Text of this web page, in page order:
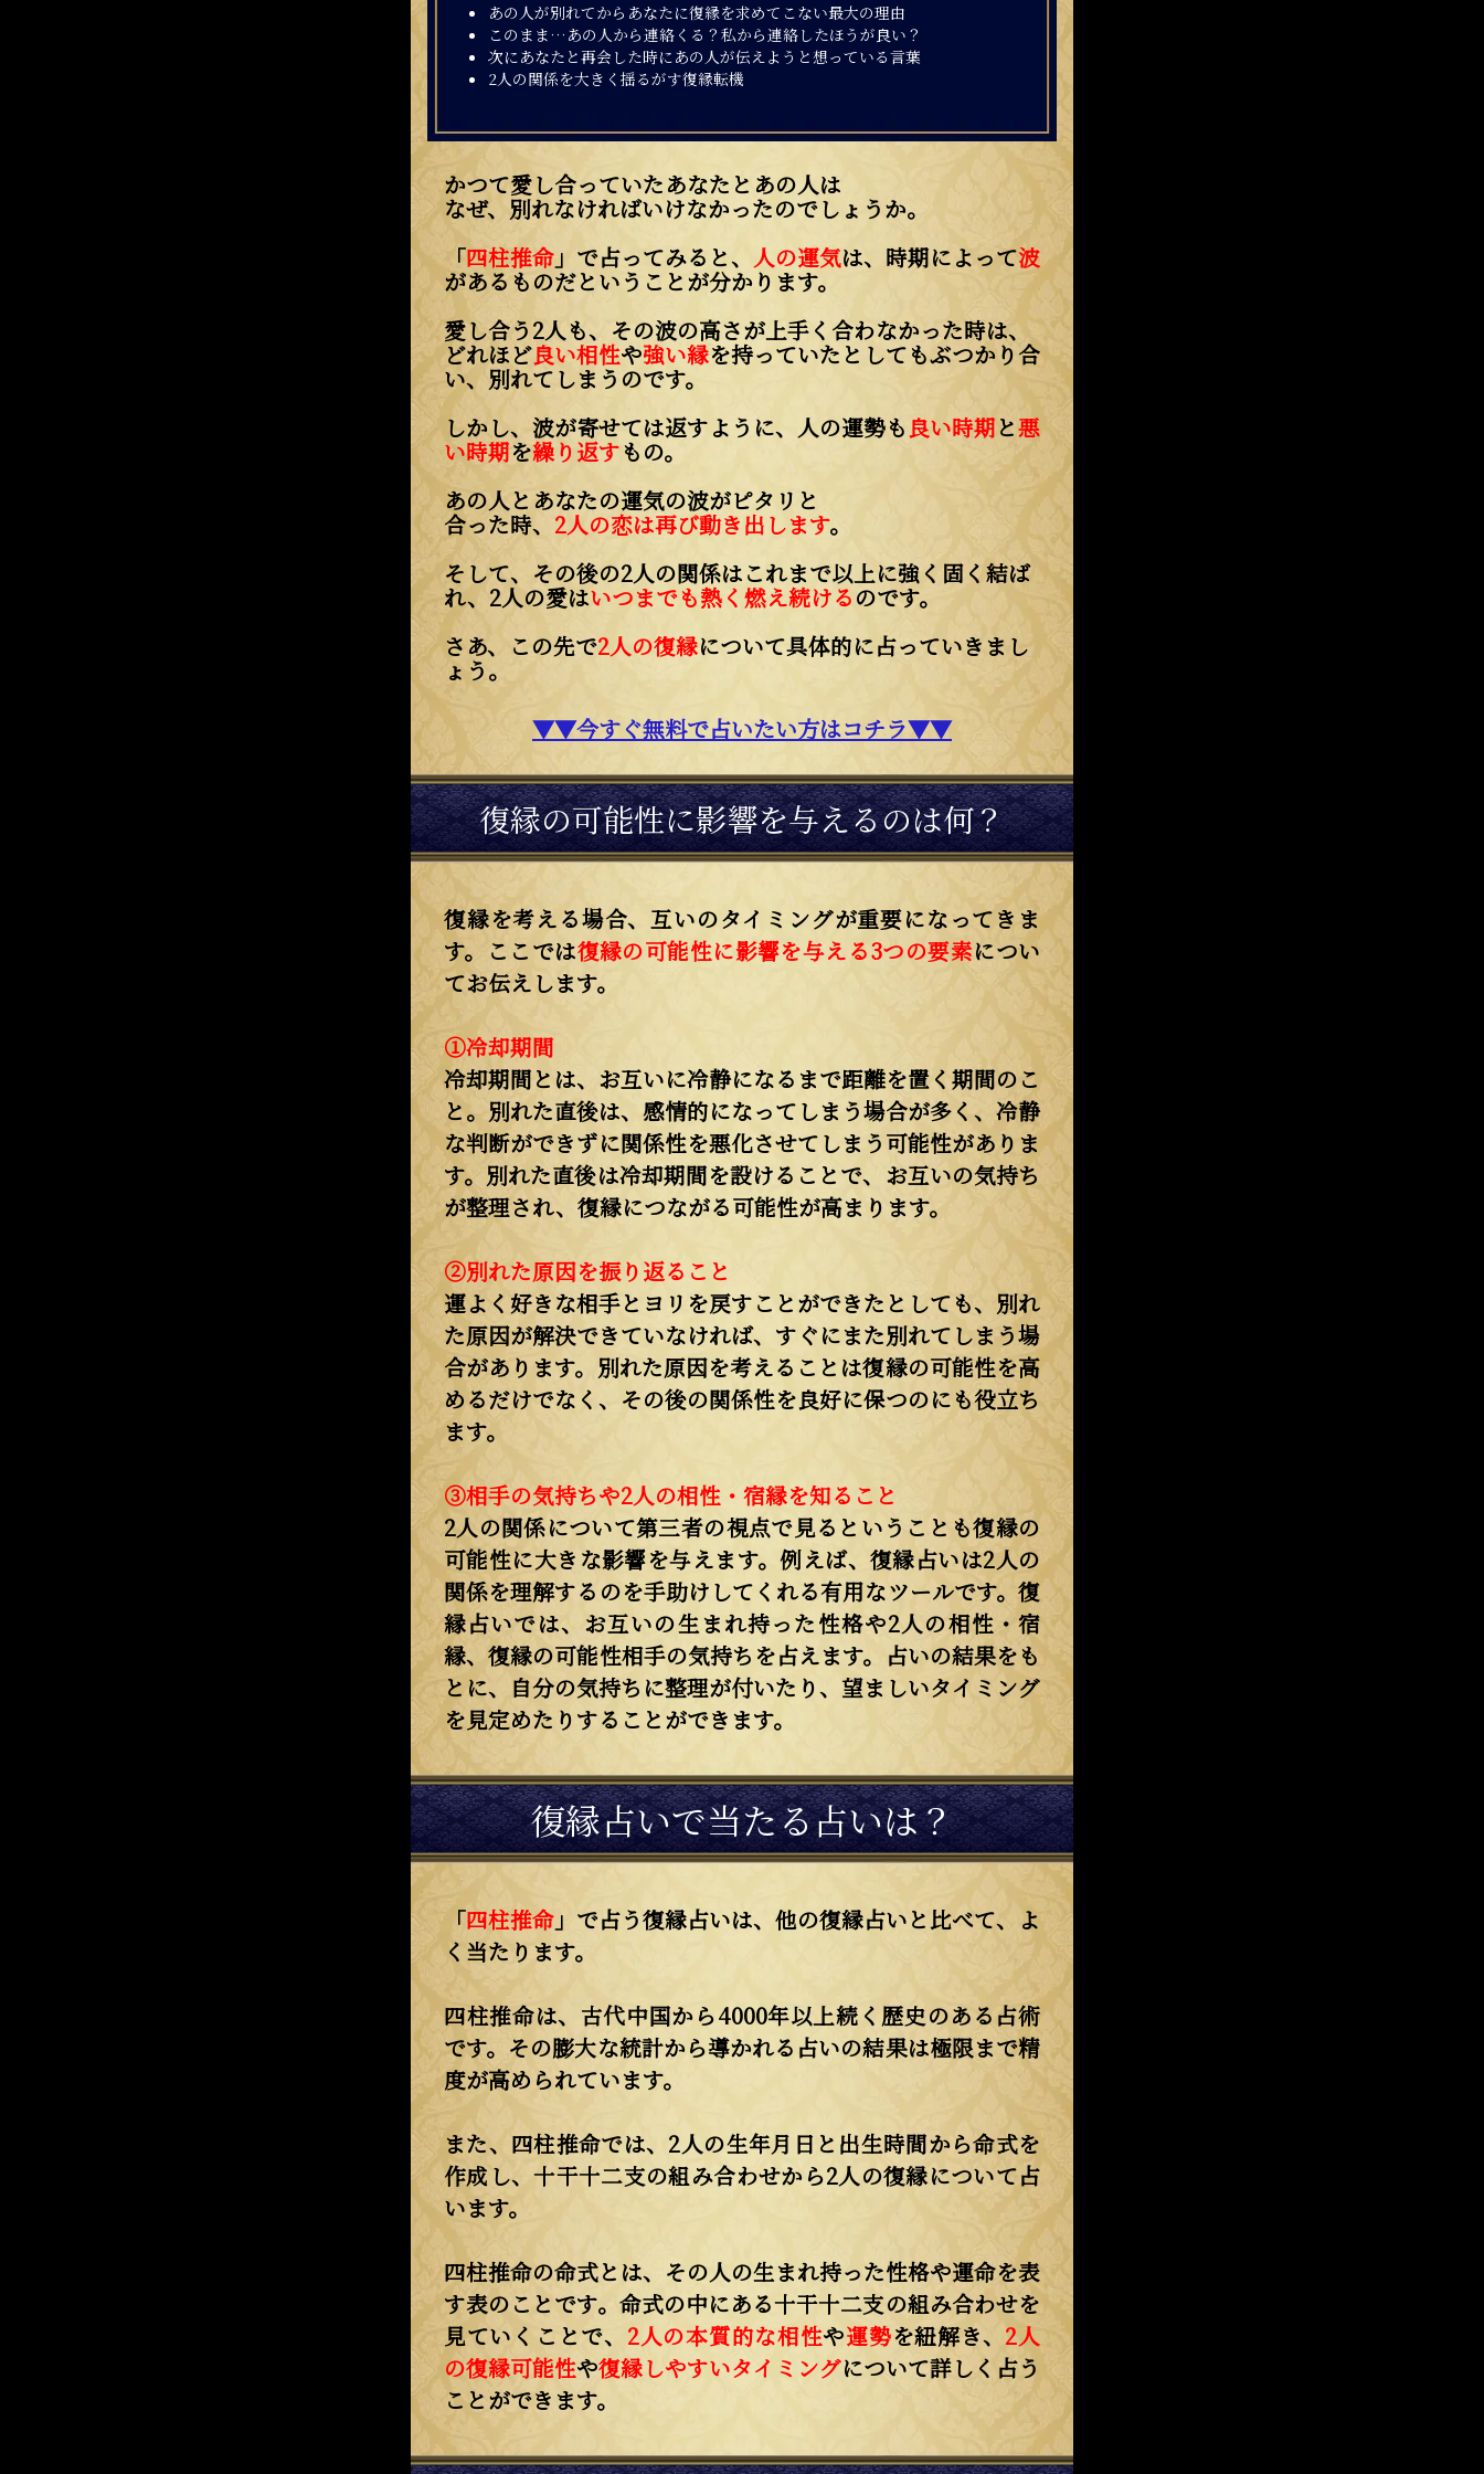
あの人が別れてからあなたに復縁を求めてこない最大の理由
このまま…あの人から連絡くる？私から連絡したほうが良い？
次にあなたと再会した時にあの人が伝えようと想っている言葉
2人の関係を大きく揺るがす復縁転機
かつて愛し合っていたあなたとあの人は
なぜ、別れなければいけなかったのでしょうか。
「四柱推命 」で占ってみると、 人の運気は、時期によって波
があるものだということが分かります。
愛し合う2人も、その波の高さが上手く合わなかった時は、
どれほど良い相性や強い縁を持っていたとしてもぶつかり合
い、別れてしまうのです。
しかし、波が寄せては返すように、人の運勢も良い時期と悪
い時期を繰り返すもの。
あの人とあなたの運気の波がピタリと
合った時、 2人の恋は再び動き出します。
そして、その後の2人の関係はこれまで以上に強く固く結ば
れ、2人の愛はいつまでも熱く燃え続けるのです。
さあ、この先で2人の復縁について具体的に占っていきまし
ょう。
▼▼今すぐ無料で占いたい方はコチラ▼▼
復縁の可能性に影響を与えるのは何？
復縁を考える場合、互いのタイミングが重要になってきま
す。ここでは復縁の可能性に影響を与える3つの要素につい
てお伝えします。
①冷却期間
冷却期間とは、お互いに冷静になるまで距離を置く期間のこ
と。別れた直後は、感情的になってしまう場合が多く、冷静
な判断ができずに関係性を悪化させてしまう可能性がありま
す。別れた直後は冷却期間を設けることで、お互いの気持ち
が整理され、復縁につながる可能性が高まります。
②別れた原因を振り返ること
運よく好きな相手とヨリを戻すことができたとしても、別れ
た原因が解決できていなければ、すぐにまた別れてしまう場
合があります。別れた原因を考えることは復縁の可能性を高
めるだけでなく、その後の関係性を良好に保つのにも役立ち
ます。
③相手の気持ちや2人の相性・宿縁を知ること
2人の関係について第三者の視点で見るということも復縁の
可能性に大きな影響を与えます。例えば、復縁占いは2人の
関係を理解するのを手助けしてくれる有用なツールです。復
縁占いでは、お互いの生まれ持った性格や2人の相性・宿
縁、復縁の可能性相手の気持ちを占えます。占いの結果をも
とに、自分の気持ちに整理が付いたり、望ましいタイミング
を見定めたりすることができます。
復縁占いで当たる占いは？
「四柱推命 」で占う復縁占いは、他の復縁占いと比べて、よ
く当たります。
四柱推命は、古代中国から4000年以上続く歴史のある占術
です。その膨大な統計から導かれる占いの結果は極限まで精
度が高められています。
また、四柱推命では、2人の生年月日と出生時間から命式を
作成し、十干十二支の組み合わせから2人の復縁について占
います。
四柱推命の命式とは、その人の生まれ持った性格や運命を表
す表のことです。命式の中にある十干十二支の組み合わせを
見ていくことで、 2人の本質的な相性や運勢を紐解き、 2人
の復縁可能性や復縁しやすいタイミングについて詳しく占う
ことができます。